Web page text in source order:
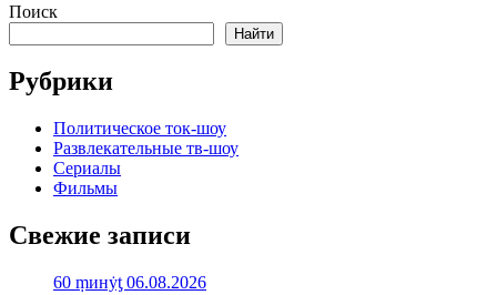
Поиск
Найти
Рубрики
Политическое ток-шоу
Развлекательные тв-шоу
Сериалы
Фильмы
Свежие записи
60 ṃинẏƫ 06.08.2026